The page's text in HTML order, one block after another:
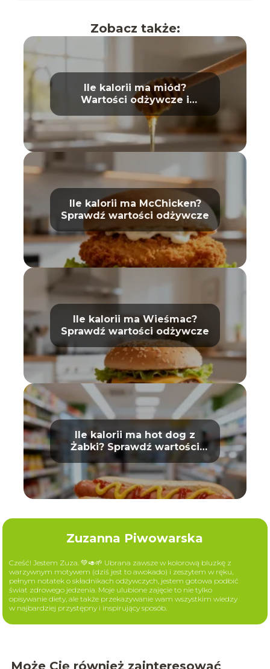
Zobacz także:
Ile kalorii ma miód?
Wartości odżywcze i
właściwości
Ile kalorii ma McChicken?
Sprawdź wartości odżywcze
Ile kalorii ma Wieśmac?
Sprawdź wartości odżywcze
Ile kalorii ma hot dog z
Żabki? Sprawdź wartości
odżywcze
Zuzanna Piwowarska
Cześć! Jestem Zuza. 💚🥑🌱 Ubrana zawsze w kolorową bluzkę z
warzywnym motywem (dziś jest to awokado) i zeszytem w ręku,
pełnym notatek o składnikach odżywczych, jestem gotowa podbić
świat zdrowego jedzenia. Moje ulubione zajęcie to nie tylko
opisywanie diety, ale także przekazywanie wam wszystkim wiedzy
w najbardziej przystępny i inspirujący sposób.
Może Cię również zainteresować